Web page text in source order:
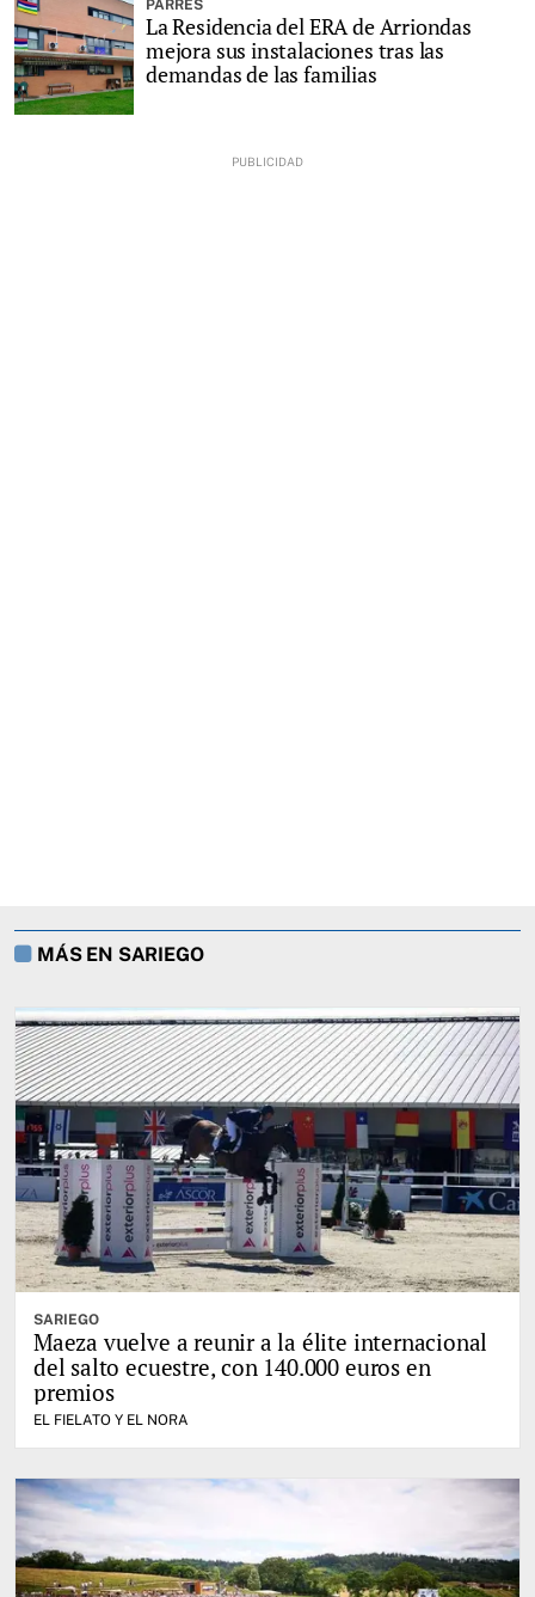
PARRES
La Residencia del ERA de Arriondas
mejora sus instalaciones tras las
demandas de las familias
MÁS EN SARIEGO
SARIEGO
Maeza vuelve a reunir a la élite internacional
del salto ecuestre, con 140.000 euros en
premios
EL FIELATO Y EL NORA